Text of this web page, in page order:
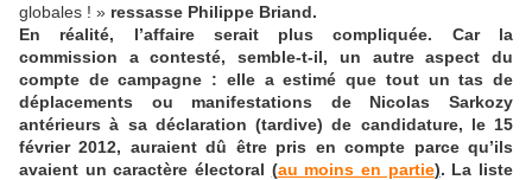
globales ! » ressasse Philippe Briand.
En réalité, l’affaire serait plus compliquée. Car la
commission a contesté, semble-t-il, un autre aspect du
compte de campagne : elle a estimé que tout un tas de
déplacements ou manifestations de Nicolas Sarkozy
antérieurs à sa déclaration (tardive) de candidature, le 15
février 2012, auraient dû être pris en compte parce qu’ils
avaient un caractère électoral (au moins en partie). La liste